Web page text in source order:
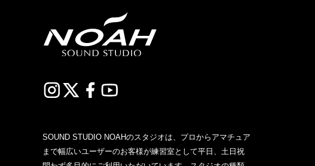
SOUND STUDIO NOAHのスタジオは、プロからアマチュア
まで幅広いユーザーのお客様が練習室として平日、土日祝